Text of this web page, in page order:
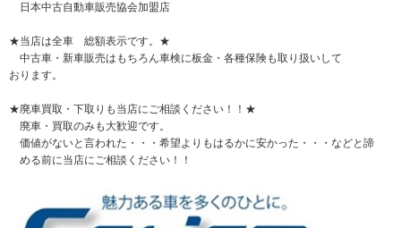
日本中古自動車販売協会加盟店
★当店は全車 総額表示です。★
中古車・新車販売はもちろん車検に板金・各種保険も取り扱いして
おります。
★廃車買取・下取りも当店にご相談ください！！★
廃車・買取のみも大歓迎です。
価値がないと言われた・・・希望よりもはるかに安かった・・・などと諦
める前に当店にご相談ください！！